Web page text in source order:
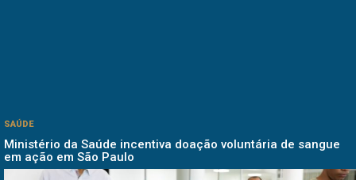
SAÚDE
Ministério da Saúde incentiva doação voluntária de sangue
em ação em São Paulo